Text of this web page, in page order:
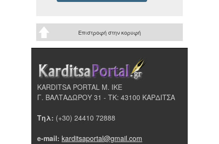
Επιστροφή στην κορυφή
KARDITSA PORTAL Μ. ΙΚΕ
Γ. ΒΑΛΤΑΔΩΡΟΥ 31 - ΤΚ: 43100 ΚΑΡΔΙΤΣΑ
Τηλ: (+30) 24410 72888
e-mail: karditsaportal@gmail.com